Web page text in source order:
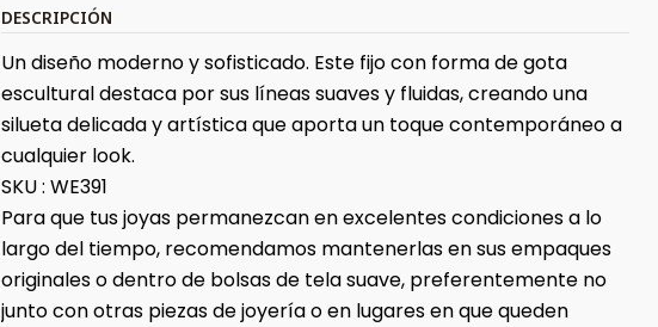
DESCRIPCIÓN
Un diseño moderno y sofisticado. Este fijo con forma de gota
escultural destaca por sus líneas suaves y fluidas, creando una
silueta delicada y artística que aporta un toque contemporáneo a
cualquier look.
SKU : WE391
Para que tus joyas permanezcan en excelentes condiciones a lo
largo del tiempo, recomendamos mantenerlas en sus empaques
originales o dentro de bolsas de tela suave, preferentemente no
junto con otras piezas de joyería o en lugares en que queden